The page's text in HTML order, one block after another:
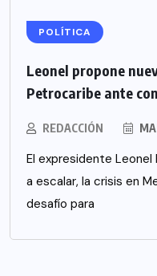
POLÍTICA
Leonel propone
Petrocaribe ante
REDACCIÓN
El expresidente
a escalar, la crisis en
desafío para